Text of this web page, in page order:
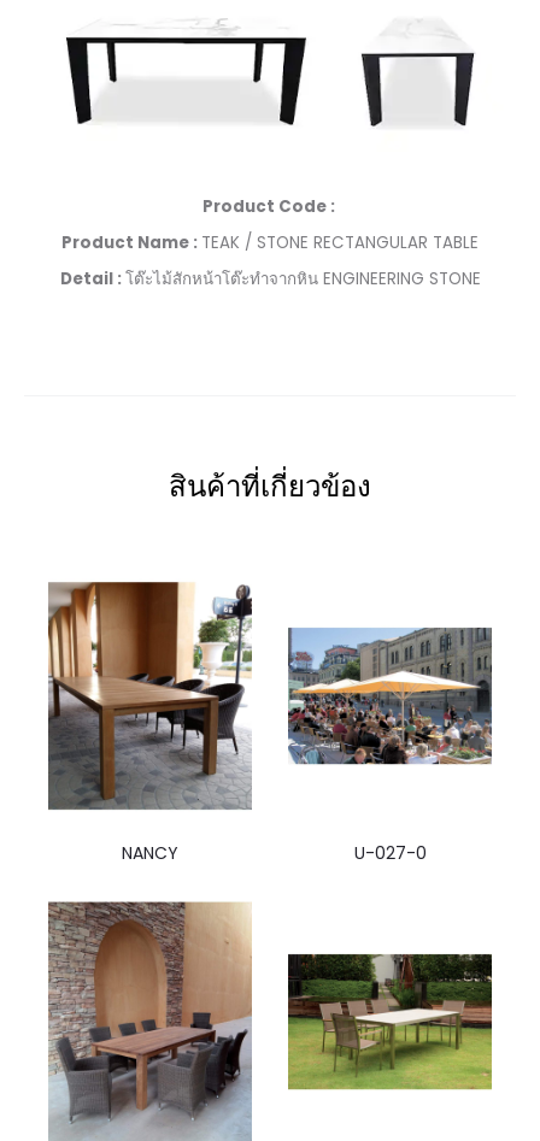
Product Code :
Product Name : TEAK / STONE RECTANGULAR TABLE
Detail : โต๊ะไม้สักหน้าโต๊ะทำจากหิน ENGINEERING STONE
สินค้าที่เกี่ยวข้อง
NANCY U-027-0